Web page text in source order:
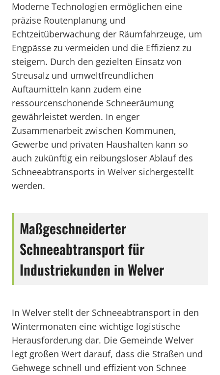
Moderne Technologien ermöglichen eine
präzise Routenplanung und
Echtzeitüberwachung der Räumfahrzeuge, um
Engpässe zu vermeiden und die Effizienz zu
steigern. Durch den gezielten Einsatz von
Streusalz und umweltfreundlichen
Auftaumitteln kann zudem eine
ressourcenschonende Schneeräumung
gewährleistet werden. In enger
Zusammenarbeit zwischen Kommunen,
Gewerbe und privaten Haushalten kann so
auch zukünftig ein reibungsloser Ablauf des
Schneeabtransports in Welver sichergestellt
werden.
Maßgeschneiderter
Schneeabtransport für
Industriekunden in Welver
In Welver stellt der Schneeabtransport in den
Wintermonaten eine wichtige logistische
Herausforderung dar. Die Gemeinde Welver
legt großen Wert darauf, dass die Straßen und
Gehwege schnell und effizient von Schnee